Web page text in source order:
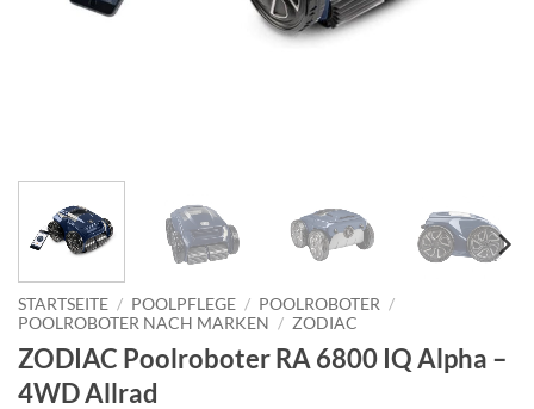
STARTSEITE / POOLPFLEGE / POOLROBOTER /
POOLROBOTER NACH MARKEN / ZODIAC
ZODIAC Poolroboter RA 6800 IQ Alpha –
4WD Allrad